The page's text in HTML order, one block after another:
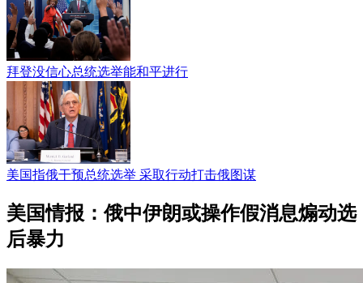
拜登没信心总统选举能和平进行
美国指俄干预总统选举 采取行动打击俄图谋
美国情报：俄中伊朗或操作假消息煽动选
后暴力